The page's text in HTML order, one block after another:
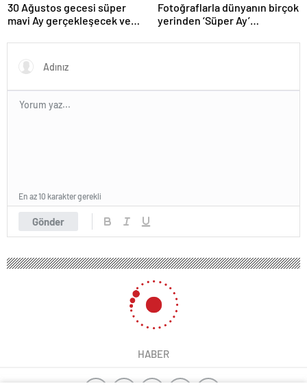
30 Ağustos gecesi süper
mavi Ay gerçekleşecek ve
olacak
Fotoğraflarla dünyanın birçok
yerinden ‘Süper Ay’
Gönder
En az 10 karakter gerekli
HABER